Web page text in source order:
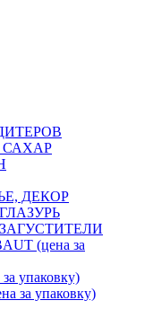
САХАР
ДЕКОР
(цена за
упаковку)
за упаковку)